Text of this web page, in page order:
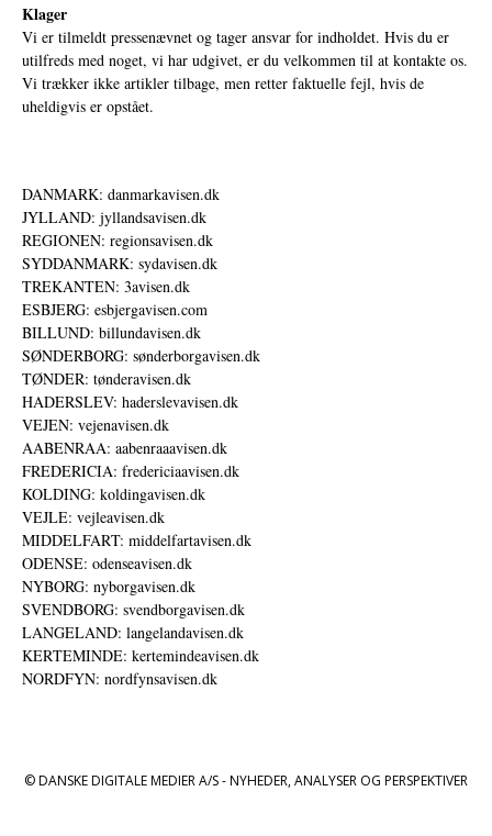
Klager
Vi er tilmeldt pressenævnet og tager ansvar for indholdet. Hvis du er
utilfreds med noget, vi har udgivet, er du velkommen til at kontakte os.
Vi trækker ikke artikler tilbage, men retter faktuelle fejl, hvis de
uheldigvis er opstået.
DANMARK: danmarkavisen.dk
JYLLAND: jyllandsavisen.dk
REGIONEN: regionsavisen.dk
SYDDANMARK: sydavisen.dk
TREKANTEN: 3avisen.dk
ESBJERG: esbjergavisen.com
BILLUND: billundavisen.dk
SØNDERBORG: sønderborgavisen.dk
TØNDER: tønderavisen.dk
HADERSLEV: haderslevavisen.dk
VEJEN: vejenavisen.dk
AABENRAA: aabenraaavisen.dk
FREDERICIA: fredericiaavisen.dk
KOLDING: koldingavisen.dk
VEJLE: vejleavisen.dk
MIDDELFART: middelfartavisen.dk
ODENSE: odenseavisen.dk
NYBORG: nyborgavisen.dk
SVENDBORG: svendborgavisen.dk
LANGELAND: langelandavisen.dk
KERTEMINDE: kertemindeavisen.dk
NORDFYN: nordfynsavisen.dk
© DANSKE DIGITALE MEDIER A/S - NYHEDER, ANALYSER OG PERSPEKTIVER